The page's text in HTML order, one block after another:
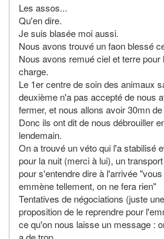
Les assos...
Qu'en dire.
Je suis blasée moi aussi.
Nous avons trouvé un faon blessé
Nous avons remué ciel et terre
charge.
Le 1er centre de soin des animaux
deuxième n'a pas accepté de nous
fermer, et nous allons avoir 30mn
Donc ils ont dit de nous débrouiller
lendemain.
On a trouvé un véto qui l'a stabilisé
pour la nuit (merci à lui), un
pour s'entendre dire à l'arrivée
emmène tellement, on ne fera rien"
Tentatives de négociations (juste
proposition de le reprendre pour
ce qu'on nous laisse un message :